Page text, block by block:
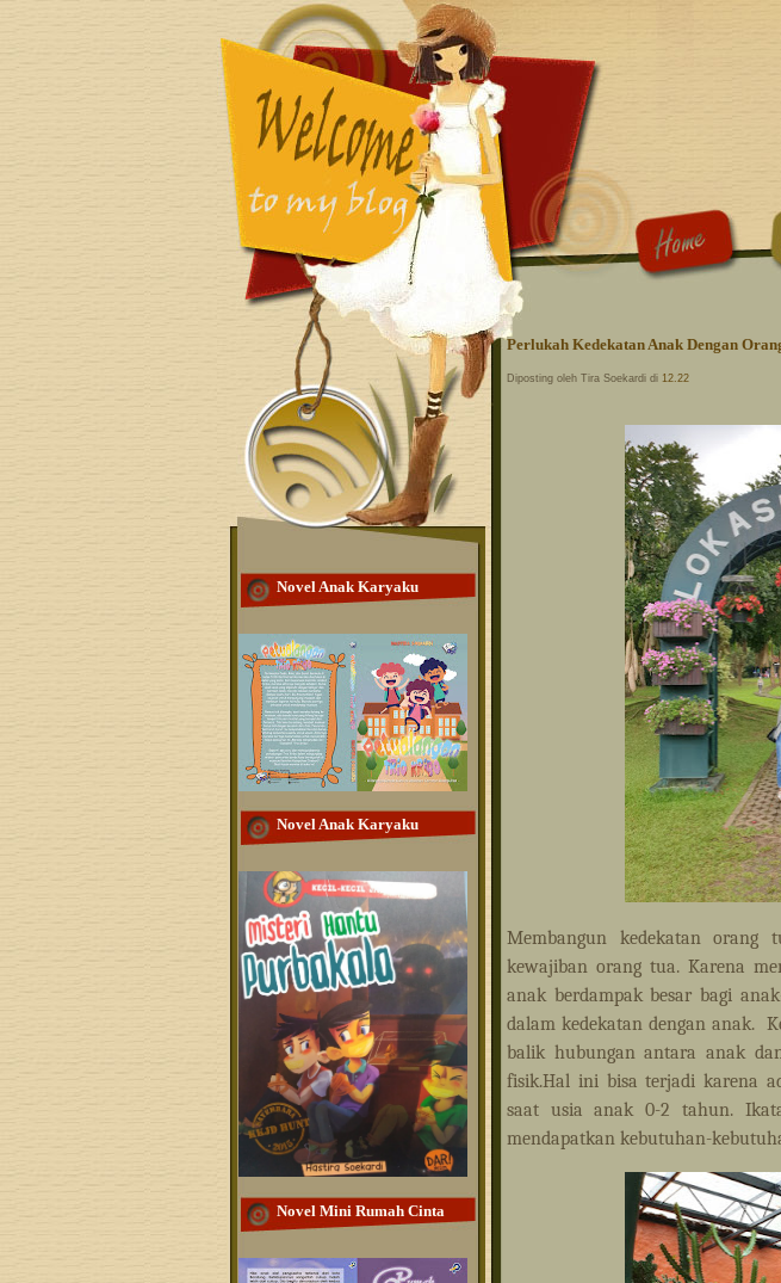
Novel Anak Karyaku
Novel Anak Karyaku
Novel Mini Rumah Cinta
Perlukah Kedekatan Anak Dengan
Diposting oleh Tira Soekardi di 12.22
Membangun kedekatan orang
kewajiban orang tua. Karena
anak berdampak besar bagi
dalam kedekatan dengan anak.
balik hubungan antara anak
fisik.Hal ini bisa terjadi karena
saat usia anak 0-2 tahun.
mendapatkan kebutuhan-